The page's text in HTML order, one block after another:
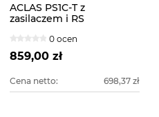
ACLAS PS1C-T z
zasilaczem i RS
0 ocen
859,00 zł
Cena netto: 698,37 zł